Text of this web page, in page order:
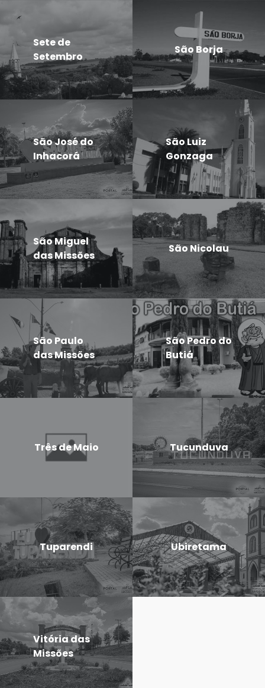
Sete de
Setembro
São Borja
São José do
Inhacorá
São Luiz
Gonzaga
São Miguel
das Missões
São Nicolau
São Paulo
das Missões
São Pedro do
Butiá
Três de Maio Tucunduva
Tuparendi Ubiretama
Vitória das
Missões